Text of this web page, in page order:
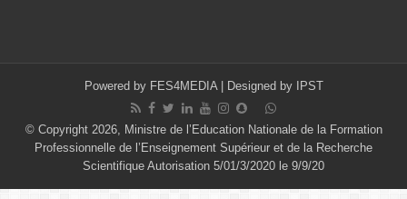
Powered by FES4MEDIA| Designed by IPST
© Copyright 2026, Ministre de l’Education Nationale de la Formation
Professionnelle de l’Enseignement Supérieur et de la Recherche
Scientifique Autorisation 5/01/3/2020 le 9/9/20